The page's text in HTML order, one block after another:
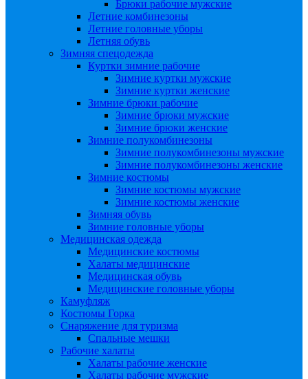
Брюки рабочие мужские
Летние комбинезоны
Летние головные уборы
Летняя обувь
Зимняя спецодежда
Куртки зимние рабочие
Зимние куртки мужские
Зимние куртки женские
Зимние брюки рабочие
Зимние брюки мужские
Зимние брюки женские
Зимние полукомбинезоны
Зимние полукомбинезоны мужские
Зимние полукомбинезоны женские
Зимние костюмы
Зимние костюмы мужские
Зимние костюмы женские
Зимняя обувь
Зимние головные уборы
Медицинская одежда
Медицинские костюмы
Халаты медицинские
Медицинская обувь
Медицинские головные уборы
Камуфляж
Костюмы Горка
Снаряжение для туризма
Спальные мешки
Рабочие халаты
Халаты рабочие женские
Халаты рабочие мужские